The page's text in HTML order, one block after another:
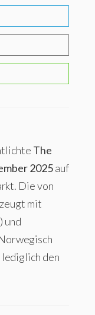
The
2025auf
Die von
mit
und
den